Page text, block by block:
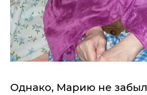
Однако, Марию не забыл